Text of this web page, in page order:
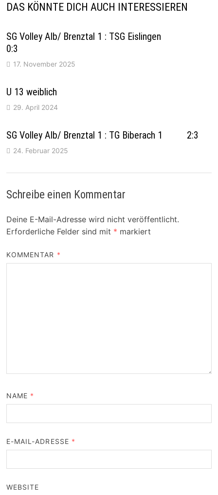
DAS KÖNNTE DICH AUCH INTERESSIEREN
SG Volley Alb/ Brenztal 1 : TSG Eislingen
0:3
17. November 2025
U 13 weiblich
29. April 2024
SG Volley Alb/ Brenztal 1 : TG Biberach 1 2:3
24. Februar 2025
Schreibe einen Kommentar
Deine E-Mail-Adresse wird nicht veröffentlicht.
Erforderliche Felder sind mit * markiert
KOMMENTAR *
NAME *
E-MAIL-ADRESSE *
WEBSITE